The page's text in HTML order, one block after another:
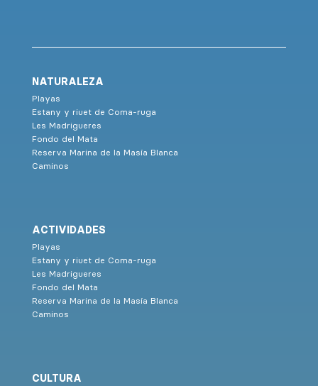
NATURALEZA
Playas
Estany y riuet de Coma-ruga
Les Madrigueres
Fondo del Mata
Reserva Marina de la Masía Blanca
Caminos
ACTIVIDADES
Playas
Estany y riuet de Coma-ruga
Les Madrigueres
Fondo del Mata
Reserva Marina de la Masía Blanca
Caminos
CULTURA